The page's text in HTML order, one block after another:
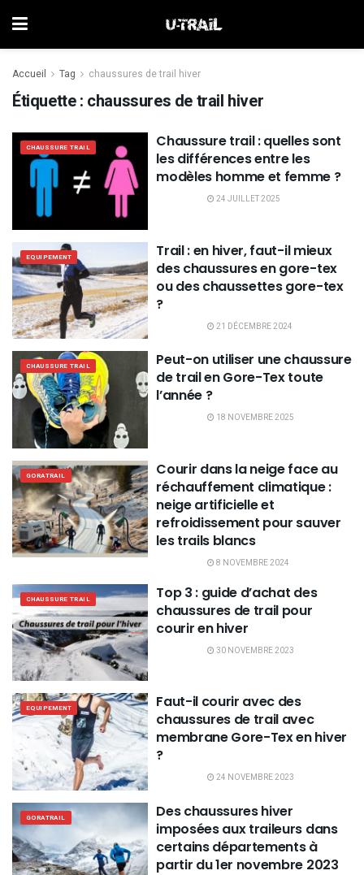
Accueil Tag chaussures de trail hiver
Étiquette : chaussures de trail hiver
CHAUSSURE TRAIL
Chaussure trail : quelles sont
les différences entre les
modèles homme et femme ?
24 JUILLET 2025
EQUIPEMENT
Trail : en hiver, faut-il mieux
des chaussures en gore-tex
ou des chaussettes gore-tex
?
21 DÉCEMBRE 2024
CHAUSSURE TRAIL
Peut-on utiliser une chaussure
de trail en Gore-Tex toute
l’année ?
18 NOVEMBRE 2025
GORATRAIL
Courir dans la neige face au
réchauffement climatique :
neige artificielle et
refroidissement pour sauver
les trails blancs
8 NOVEMBRE 2024
CHAUSSURE TRAIL
Top 3 : guide d’achat des
chaussures de trail pour
courir en hiver
30 NOVEMBRE 2023
EQUIPEMENT
Faut-il courir avec des
chaussures de trail avec
membrane Gore-Tex en hiver
?
24 NOVEMBRE 2023
GORATRAIL
Des chaussures hiver
imposées aux traileurs dans
certains départements à
partir du 1er novembre 2023